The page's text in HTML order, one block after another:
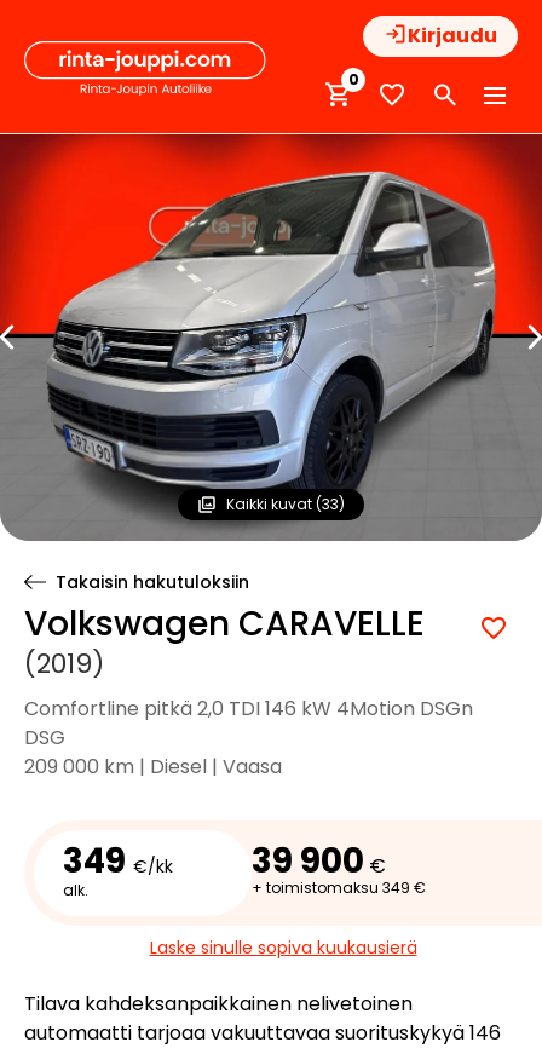
sisältöön
Kirjaudu
0
Kaikki kuvat (33)
Takaisin hakutuloksiin
Volkswagen CARAVELLE
(2019)
Comfortline pitkä 2,0 TDI 146 kW 4Motion DSGn
DSG
209 000 km | Diesel | Vaasa
349 €/kk
alk.
39 900 €
+ toimistomaksu 349 €
Laske sinulle sopiva kuukausierä
Tilava kahdeksanpaikkainen nelivetoinen
automaatti tarjoaa vakuuttavaa suorituskykyä 146